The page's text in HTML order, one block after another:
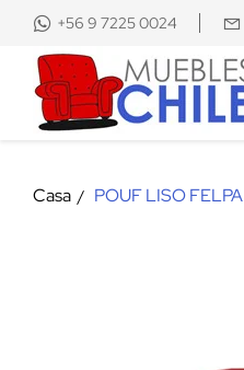
+56 9 7225 0024
Casa POUF LISO FELPA